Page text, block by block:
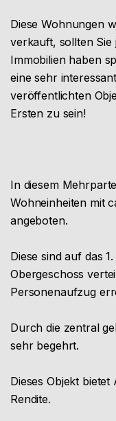
Diese Wohnungen
verkauft, sollten Sie
Immobilien haben
eine sehr
veröffentlichten
Ersten zu sein!
In diesem
Wohneinheiten mit
angeboten.
Diese sind auf das
Obergeschoss
Personenaufzug
Durch die zentral
sehr begehrt.
Dieses Objekt
Rendite.